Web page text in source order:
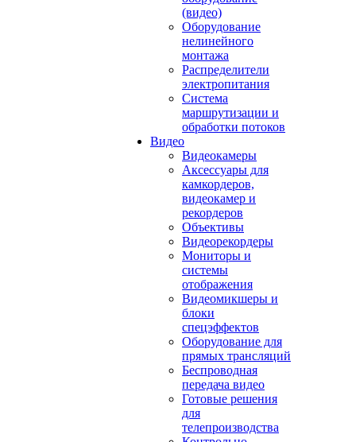
(видео)
Оборудование
нелинейного
монтажа
Распределители
электропитания
Система
маршрутизации и
обработки потоков
Видео
Видеокамеры
Аксессуары для
камкордеров,
видеокамер и
рекордеров
Объективы
Видеорекордеры
Мониторы и
системы
отображения
Видеомикшеры и
блоки
спецэффектов
Оборудование для
прямых трансляций
Беспроводная
передача видео
Готовые решения
для
телепроизводства